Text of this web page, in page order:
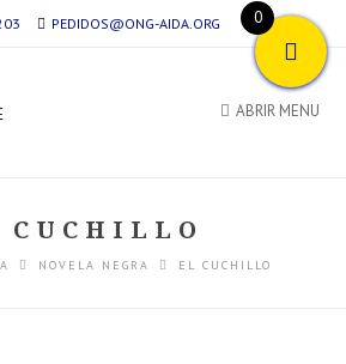
PEDIDOS@ONG-AIDA.ORG
ABRIR MENU
CUCHILLO
NOVELA NEGRA EL CUCHILLO
0